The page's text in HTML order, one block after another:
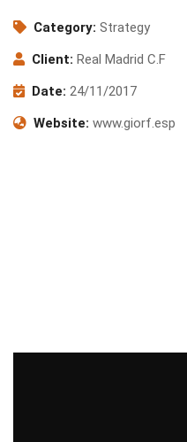
Category: Strategy
Client: Real Madrid C.F
Date: 24/11/2017
Website: www.giorf.esp